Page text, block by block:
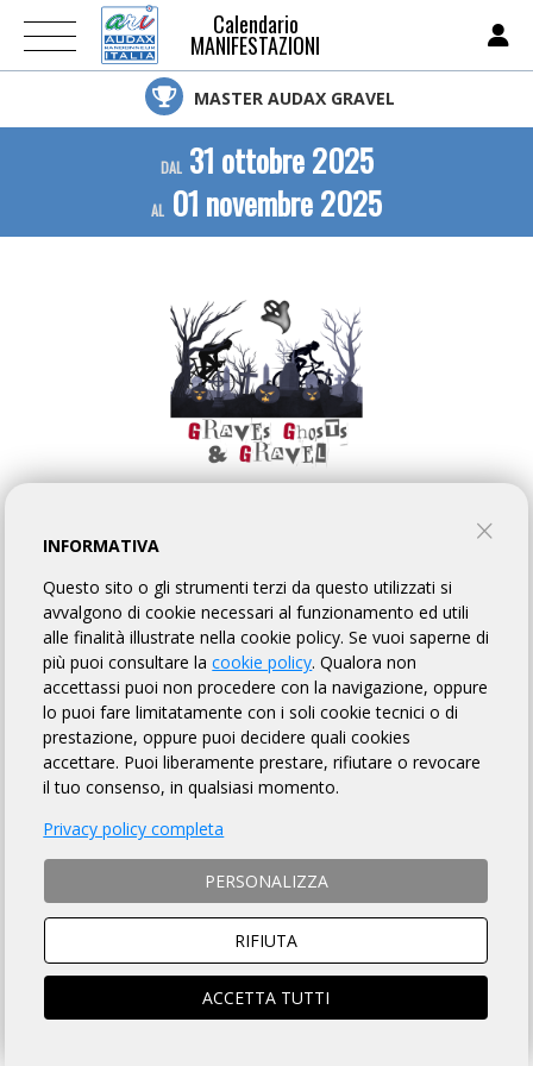
Calendario
MANIFESTAZIONI
MASTER AUDAX GRAVEL
DAL31 ottobre 2025
AL 01 novembre 2025
GRAVES, GHOSTS & GRAVEL
RANDAGI PREALPINI ASD
INFORMAZIONI REGOLAMENTO
PUNTI DI CONTROLLO
MAPPA
LINK UTILI FOTO GALLERY ISCRITTI 36
OMOLOGATI
99 km 200 metri
INFORMATIVA
Questo sito o gli strumenti terzi da questo utilizzati si
avvalgono di cookie necessari al funzionamento ed utili
alle finalità illustrate nella cookie policy. Se vuoi saperne di
più puoi consultare lacookie policy. Qualora non
accettassi puoi non procedere con la navigazione, oppure
lo puoi fare limitatamente con i soli cookie tecnici o di
prestazione, oppure puoi decidere quali cookies
accettare. Puoi liberamente prestare, rifiutare o revocare
il tuo consenso, in qualsiasi momento.
Privacy policy completa
PERSONALIZZA
RIFIUTA
ACCETTA TUTTI